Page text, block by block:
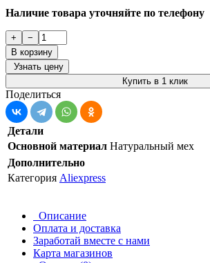
Наличие товара уточняйте по телефону
+
−
В корзину
Узнать цену
Купить в 1 клик
Поделиться
Детали
Основной материал Натуральный мех
Дополнительно
Категория Aliexpress
Описание
Оплата и доставка
Заработай вместе с нами
Карта магазинов